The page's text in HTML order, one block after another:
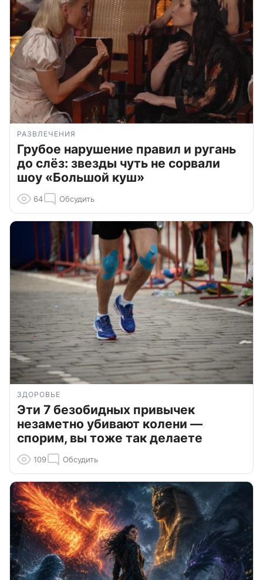
РАЗВЛЕЧЕНИЯ
Грубое нарушение правил и ругань
до слёз: звезды чуть не сорвали
шоу «Большой куш»
64 Обсудить
ЗДОРОВЬЕ
Эти 7 безобидных привычек
незаметно убивают колени —
спорим, вы тоже так делаете
109 Обсудить